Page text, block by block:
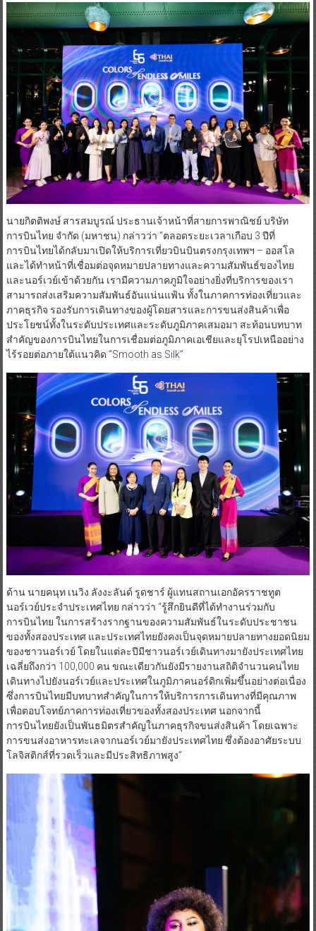
นายกิตติพงษ์ สารสมบูรณ์ ประธานเจ้าหน้าที่สายการพาณิชย์ บริษัท
การบินไทย จำกัด (มหาชน) กล่าวว่า “ตลอดระยะเวลาเกือบ 3 ปีที่
การบินไทยได้กลับมาเปิดให้บริการเที่ยวบินบินตรงกรุงเทพฯ – ออสโล
และได้ทำหน้าที่เชื่อมต่อจุดหมายปลายทางและความสัมพันธ์ของไทย
และนอร์เวย์เข้าด้วยกัน เรามีความภาคภูมิใจอย่างยิ่งที่บริการของเรา
สามารถส่งเสริมความสัมพันธ์อันแน่นแฟ้น ทั้งในภาคการท่องเที่ยวและ
ภาคธุรกิจ รองรับการเดินทางของผู้โดยสารและการขนส่งสินค้าเพื่อ
ประโยชน์ทั้งในระดับประเทศและระดับภูมิภาคเสมอมา สะท้อนบทบาท
สำคัญของการบินไทยในการเชื่อมต่อภูมิภาคเอเชียและยุโรปเหนืออย่าง
ไร้รอยต่อภายใต้แนวคิด “Smooth as Silk”
ด้าน นายคนุท เนวิง ลังงะลันด์ รูดชาร์ ผู้แทนสถานเอกอัครราชทูต
นอร์เวย์ประจำประเทศไทย กล่าวว่า “รู้สึกยินดีที่ได้ทำงานร่วมกับ
การบินไทย ในการสร้างรากฐานของความสัมพันธ์ในระดับประชาชน
ของทั้งสองประเทศ และประเทศไทยยังคงเป็นจุดหมายปลายทางยอดนิยม
ของชาวนอร์เวย์ โดยในแต่ละปีมีชาวนอร์เวย์เดินทางมายังประเทศไทย
เฉลี่ยถึงกว่า 100,000 คน ขณะเดียวกันยังมีรายงานสถิติจำนวนคนไทย
เดินทางไปยังนอร์เวย์และประเทศในภูมิภาคนอร์ดิกเพิ่มขึ้นอย่างต่อเนื่อง
ซึ่งการบินไทยมีบทบาทสำคัญในการให้บริการการเดินทางที่มีคุณภาพ
เพื่อตอบโจทย์ภาคการท่องเที่ยวของทั้งสองประเทศ นอกจากนี้
การบินไทยยังเป็นพันธมิตรสำคัญในภาคธุรกิจขนส่งสินค้า โดยเฉพาะ
การขนส่งอาหารทะเลจากนอร์เวย์มายังประเทศไทย ซึ่งต้องอาศัยระบบ
โลจิสติกส์ที่รวดเร็วและมีประสิทธิภาพสูง”